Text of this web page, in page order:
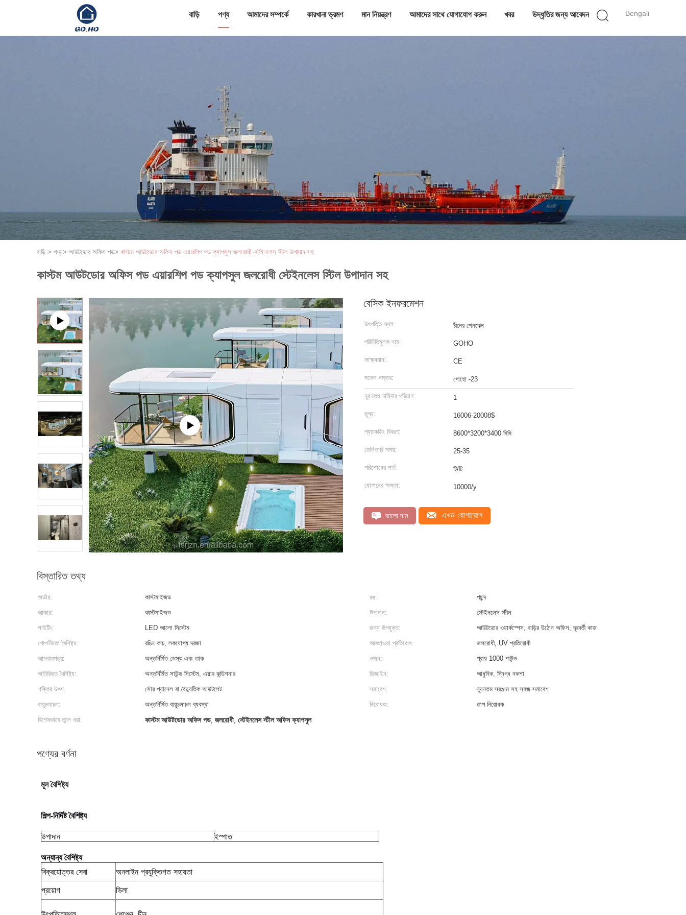
Bengali
বাড়ি পণ্য আমাদের সম্পর্কে কারখানা ভ্রমণ মান নিয়ন্ত্রণ আমাদের সাথে যোগাযোগ করুন খবর উদ্ধৃতির জন্য আবেদন
বাড়ি > পণ্য> আউটডোর অফিস পড> কাস্টম আউটডোর অফিস পড এয়ারশিপ পড ক্যাপসুল জলরোধী স্টেইনলেস স্টিল উপাদান সহ
কাস্টম আউটডোর অফিস পড এয়ারশিপ পড ক্যাপসুল জলরোধী স্টেইনলেস স্টিল উপাদান সহ
বেসিক ইনফরমেশন
উৎপত্তি স্থল: চীনের শেনঝেন
পরিচিতিমুলক নাম: GOHO
সাক্ষ্যদান: CE
মডেল নম্বার: গোহো -23
ন্যূনতম চাহিদার পরিমাণ: 1
মূল্য: 16006-20008$
প্যাকেজিং বিবরণ: 8600*3200*3400 মিমি
ডেলিভারি সময়: 25-35
পরিশোধের শর্ত: টি/টি
যোগানের ক্ষমতা: 10000/y
ভালো দাম এখন যোগাযোগ
বিস্তারিত তথ্য
অর্ডার: কাস্টমাইজড রঙ:
পছন্দ
আকার:
কাস্টমাইজড উপাদান:
স্টেইনলেস স্টীল
লাইটিং:
LED আলো সিস্টেম জন্য উপযুক্ত:
আউটডোর ওয়ার্কস্পেস, বাড়ির উঠোন অফিস, দূরবর্তী কাজ
গোপনীয়তা বৈশিষ্ট্য:
রঙিন কাচ, লকযোগ্য দরজা আবহাওয়া প্রতিরোধ:
জলরোধী, UV প্রতিরোধী
আসবাবপত্র:
অন্তর্নির্মিত ডেস্ক এবং তাক ওজন:
প্রায় 1000 পাউন্ড
অতিরিক্ত বৈশিষ্ট্য:
অন্তর্নির্মিত সাউন্ড সিস্টেম, এয়ার কন্ডিশনার ডিজাইন:
আধুনিক, স্নিগ্ধ নকশা
শক্তির উৎস:
সৌর প্যানেল বা বৈদ্যুতিক আউটলেট সমাবেশ:
ন্যূনতম সরঞ্জাম সহ সহজ সমাবেশ
বায়ুচলাচল:
অন্তর্নির্মিত বায়ুচলাচল ব্যবস্থা নিরোধক:
তাপ নিরোধক
বিশেষভাবে তুলে ধরা:
কাস্টম আউটডোর অফিস পড, জলরোধী, স্টেইনলেস স্টীল অফিস ক্যাপসুল
পণ্যের বর্ণনা
মূল বৈশিষ্ট্য
শিল্প-নির্দিষ্ট বৈশিষ্ট্য
উপাদান ইস্পাত
অন্যান্য বৈশিষ্ট্য
বিক্রয়োত্তর সেবা
অনলাইন প্রযুক্তিগত সহায়তা
প্রয়োগ
ভিলা